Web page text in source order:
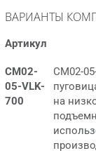
ВАРИАНТЫ
Артикул
СМ02-
05-VLK-
700
СМ02-
на